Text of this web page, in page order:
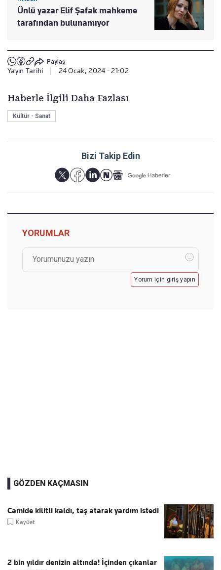
Ünlü yazar Elif Şafak mahkeme
tarafından bulunamıyor
Paylaş
Yayın Tarihi 24 Ocak, 2024 - 21:02
Haberle İlgili Daha Fazlası
Kültür - Sanat
Bizi Takip Edin
YORUMLAR
Yorum için giriş yapın
GÖZDEN KAÇMASIN
Camide kilitli kaldı, taş atarak yardım istedi
Kaydet
2 bin yıldır denizin altında! İçinden çıkanlar